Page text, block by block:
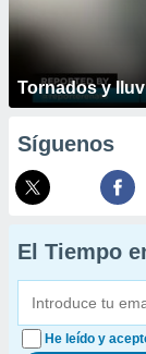
Tornados y
Síguenos
El Tiempo
He leído y